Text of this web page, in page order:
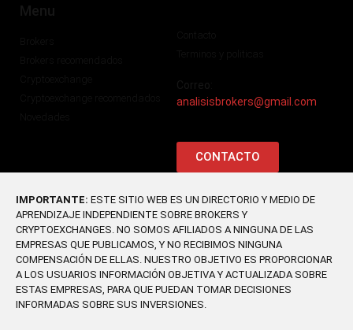
analisisbrokers@gmail.com
CONTACTO
IMPORTANTE: ESTE SITIO WEB ES UN DIRECTORIO Y MEDIO DE
APRENDIZAJE INDEPENDIENTE SOBRE BROKERS Y
CRYPTOEXCHANGES. NO SOMOS AFILIADOS A NINGUNA DE LAS
EMPRESAS QUE PUBLICAMOS, Y NO RECIBIMOS NINGUNA
COMPENSACIÓN DE ELLAS. NUESTRO OBJETIVO ES PROPORCIONAR
A LOS USUARIOS INFORMACIÓN OBJETIVA Y ACTUALIZADA SOBRE
ESTAS EMPRESAS, PARA QUE PUEDAN TOMAR DECISIONES
INFORMADAS SOBRE SUS INVERSIONES.